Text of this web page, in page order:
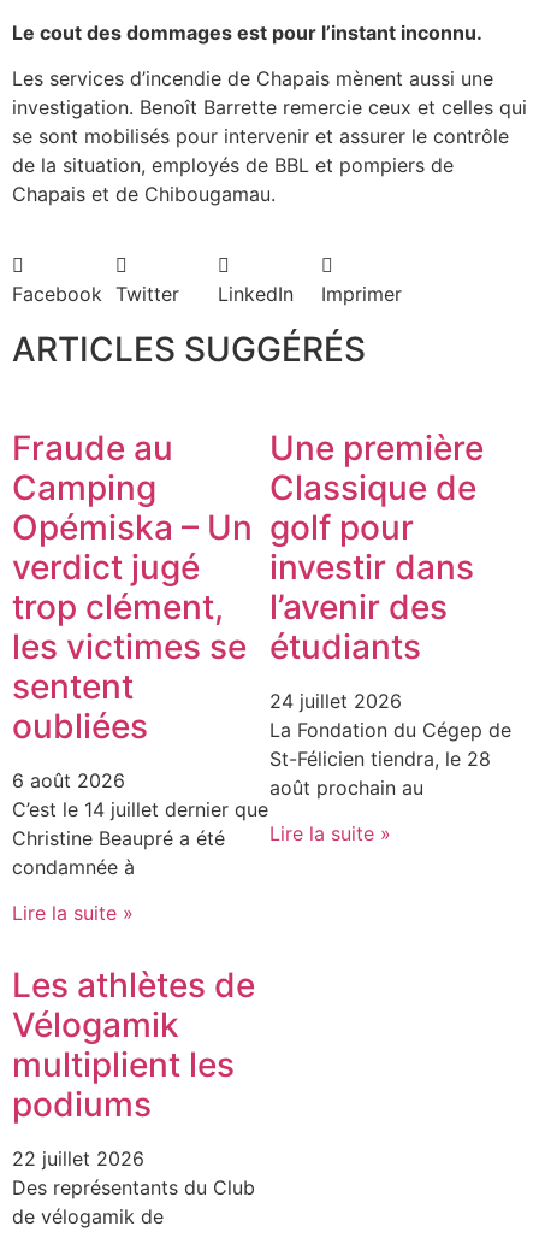
Le cout des dommages est pour l’instant inconnu.
Les services d’incendie de Chapais mènent aussi une
investigation. Benoît Barrette remercie ceux et celles qui
se sont mobilisés pour intervenir et assurer le contrôle
de la situation, employés de BBL et pompiers de
Chapais et de Chibougamau.
Facebook Twitter LinkedIn Imprimer
ARTICLES SUGGÉRÉS
Fraude au
Camping
Opémiska – Un
verdict jugé
trop clément,
les victimes se
sentent
oubliées
6 août 2026
C’est le 14 juillet dernier que
Christine Beaupré a été
condamnée à
Lire la suite »
Une première
Classique de
golf pour
investir dans
l’avenir des
étudiants
24 juillet 2026
La Fondation du Cégep de
St-Félicien tiendra, le 28
août prochain au
Lire la suite »
Les athlètes de
Vélogamik
multiplient les
podiums
22 juillet 2026
Des représentants du Club
de vélogamik de